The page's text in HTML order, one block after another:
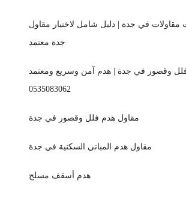
في جدة | دليل شامل لاختيار مقاول
جدة معتمد
وقصور في جدة | هدم آمن وسريع ومعتمد
0535083062
مقاول هدم فلل وقصور في جدة
مقاول هدم المباني السكنية في جدة
هدم أسقف مسلح